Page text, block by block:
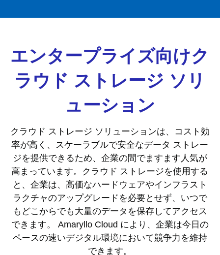
エンタープライズ向けク
ラウド ストレージ ソリ
ューション
クラウド ストレージ ソリューションは、コスト効
率が高く、スケーラブルで安全なデータ ストレー
ジを提供できるため、企業の間でますます人気が
高まっています。クラウド ストレージを使用する
と、企業は、高価なハードウェアやインフラスト
ラクチャのアップグレードを必要とせず、いつで
もどこからでも大量のデータを保存してアクセス
できます。 Amaryllo Cloud により、企業は今日の
ペースの速いデジタル環境において競争力を維持
できます。